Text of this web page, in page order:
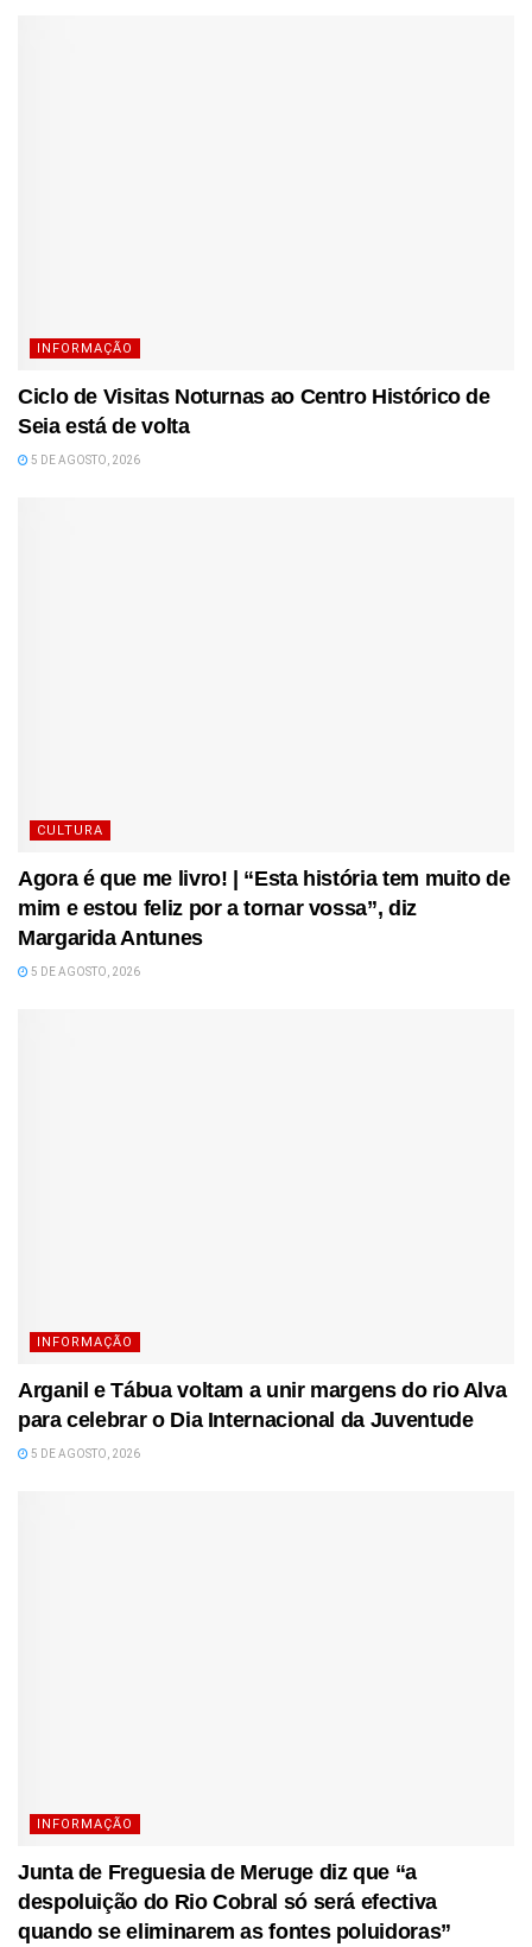
INFORMAÇÃO
Ciclo de Visitas Noturnas ao Centro Histórico de
Seia está de volta
5 DE AGOSTO, 2026
CULTURA
Agora é que me livro! | “Esta história tem muito de
mim e estou feliz por a tornar vossa”, diz
Margarida Antunes
5 DE AGOSTO, 2026
INFORMAÇÃO
Arganil e Tábua voltam a unir margens do rio Alva
para celebrar o Dia Internacional da Juventude
5 DE AGOSTO, 2026
INFORMAÇÃO
Junta de Freguesia de Meruge diz que “a
despoluição do Rio Cobral só será efectiva
quando se eliminarem as fontes poluidoras”